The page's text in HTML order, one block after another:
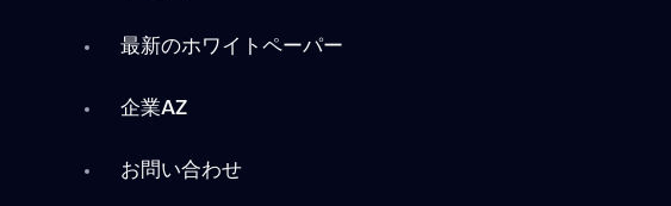
最新のホワイトペーパー
企業AZ
お問い合わせ